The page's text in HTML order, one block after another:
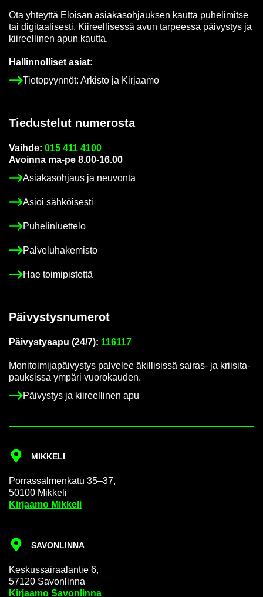
Ota yh­teyt­tä Eloi­san asia­kas­oh­jauk­sen kaut­ta pu­he­li­mit­se
tai di­gi­taa­li­ses­ti. Kii­reel­li­ses­sä avun tar­pees­sa päi­vys­tys ja
kii­reel­li­nen apun kaut­ta.
Hal­lin­nol­li­set asiat:
Tie­to­pyyn­nöt: Ar­kis­to ja Kir­jaa­mo
Tie­dus­te­lut nu­me­ros­ta
Vaih­de: 015 411 4100
Avoin­na ma-pe 8.00-16.00
Asia­kas­oh­jaus ja neu­von­ta
Asioi säh­köi­ses­ti
Pu­he­lin­luet­te­lo
Pal­ve­lu­ha­ke­mis­to
Hae toi­mi­pis­tet­tä
Päi­vys­tys­nu­me­rot
Päi­vys­tys­a­pu (24/7): 116117
Mo­ni­toi­mi­ja­päi­vys­tys pal­ve­lee äkil­li­sis­sä sairas-​ ja krii­si­ta­
pauk­sis­sa ym­pä­ri vuo­ro­kau­den.
Päi­vys­tys ja kii­reel­li­nen apu
MIK­KE­LI
Por­ras­sal­men­ka­tu 35–37,
50100 Mik­ke­li
Kir­jaa­mo Mik­ke­li
SA­VON­LIN­NA
Kes­kus­sai­raa­lan­tie 6,
57120 Sa­von­lin­na
Kir­jaa­mo Sa­von­lin­na